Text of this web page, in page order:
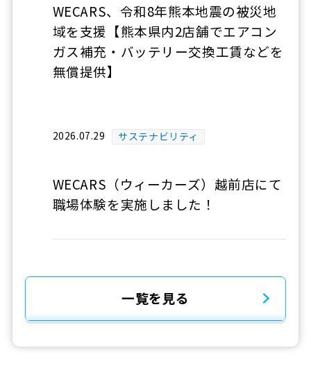
一覧を見る
WECARS、令和8年熊本地震の被災地
域を支援【熊本県内2店舗でエアコン
ガス補充・バッテリー交換工賃などを
無償提供】
2026.07.29 サステナビリティ
WECARS（ウィーカーズ）越前店にて
職場体験を実施しました！